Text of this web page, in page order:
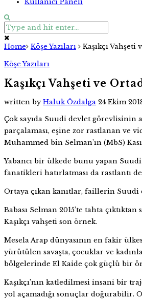
Kullanıcı Paneli
Home Köşe Yazıları
Kaşıkçı Vahşeti
Köşe Yazıları
Kaşıkçı Vahşeti ve
written byHaluk Özdalga 24 Ekim
Çok sayıda Suudi devlet görevlisinin
parçalaması, eşine zor rastlanan ve
Muhammed bin Selman’ın (MbS)
Yabancı bir ülkede bunu yapan
fanatikleri hatırlatması da rastlantı
Ortaya çıkan kanıtlar, faillerin
Babası Selman 2015’te tahta
Kaşıkçı vahşeti son örnek.
Mesela Arap dünyasının en fakir
yürütülen savaşta, çocuklar ve
bölgelerinde El Kaide çok güçlü bir
Kaşıkçı’nın katledilmesi insani bir
yol açamadığı sonuçlar doğurabilir.